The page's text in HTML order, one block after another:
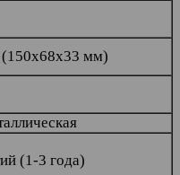
мм)
(1-3 года)